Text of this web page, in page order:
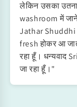
लेकिन उसका
washroom में
Jathar Shuddhi
fresh होकर आ
रहा हूँ। धन्यवाद
जा रहा हूँ।"